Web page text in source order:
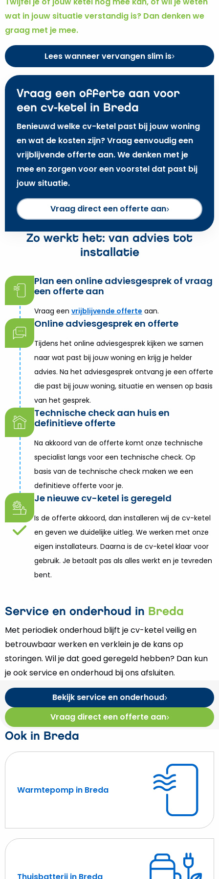
wat in jouw situatie verstandig is? Dan denken we
graag met je mee.
Lees wanneer vervangen slim is
Vraag een offerte aan voor
een cv-ketel in Breda
Benieuwd welke cv-ketel past bij jouw woning
en wat de kosten zijn? Vraag eenvoudig een
vrijblijvende offerte aan. We denken met je
mee en zorgen voor een voorstel dat past bij
jouw situatie.
Vraag direct een offerte aan
Zo werkt het: van advies tot
installatie
Plan een online adviesgesprek of vraag
een offerte aan
Vraag een vrijblijvende offerte aan.
Online adviesgesprek en offerte
Tijdens het online adviesgesprek kijken we samen
naar wat past bij jouw woning en krijg je helder
advies. Na het adviesgesprek ontvang je een offerte
die past bij jouw woning, situatie en wensen op basis
van het gesprek.
Technische check aan huis en
definitieve offerte
Na akkoord van de offerte komt onze technische
specialist langs voor een technische check. Op
basis van de technische check maken we een
definitieve offerte voor je.
Je nieuwe cv-ketel is geregeld
Is de offerte akkoord, dan installeren wij de cv-ketel
en geven we duidelijke uitleg. We werken met onze
eigen installateurs. Daarna is de cv-ketel klaar voor
gebruik. Je betaalt pas als alles werkt en je tevreden
bent.
Service en onderhoud in Breda
Met periodiek onderhoud blijft je cv-ketel veilig en
betrouwbaar werken en verklein je de kans op
storingen. Wil je dat goed geregeld hebben? Dan kun
je ook service en onderhoud bij ons afsluiten.
Bekijk service en onderhoud
Vraag direct een offerte aan
Ook in Breda
Warmtepomp in Breda
Lees
Warmtepomp
in